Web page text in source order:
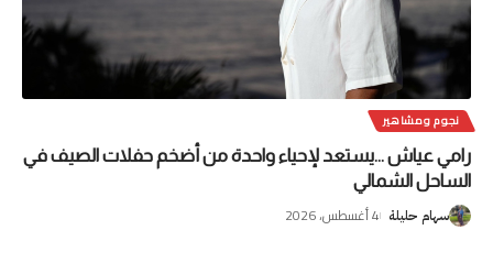
نجوم ومشاهير
رامي عياش …يستعد لإحياء واحدة من أضخم حفلات الصيف في
الساحل الشمالي
سهام حليلة 4 أغسطس، 2026